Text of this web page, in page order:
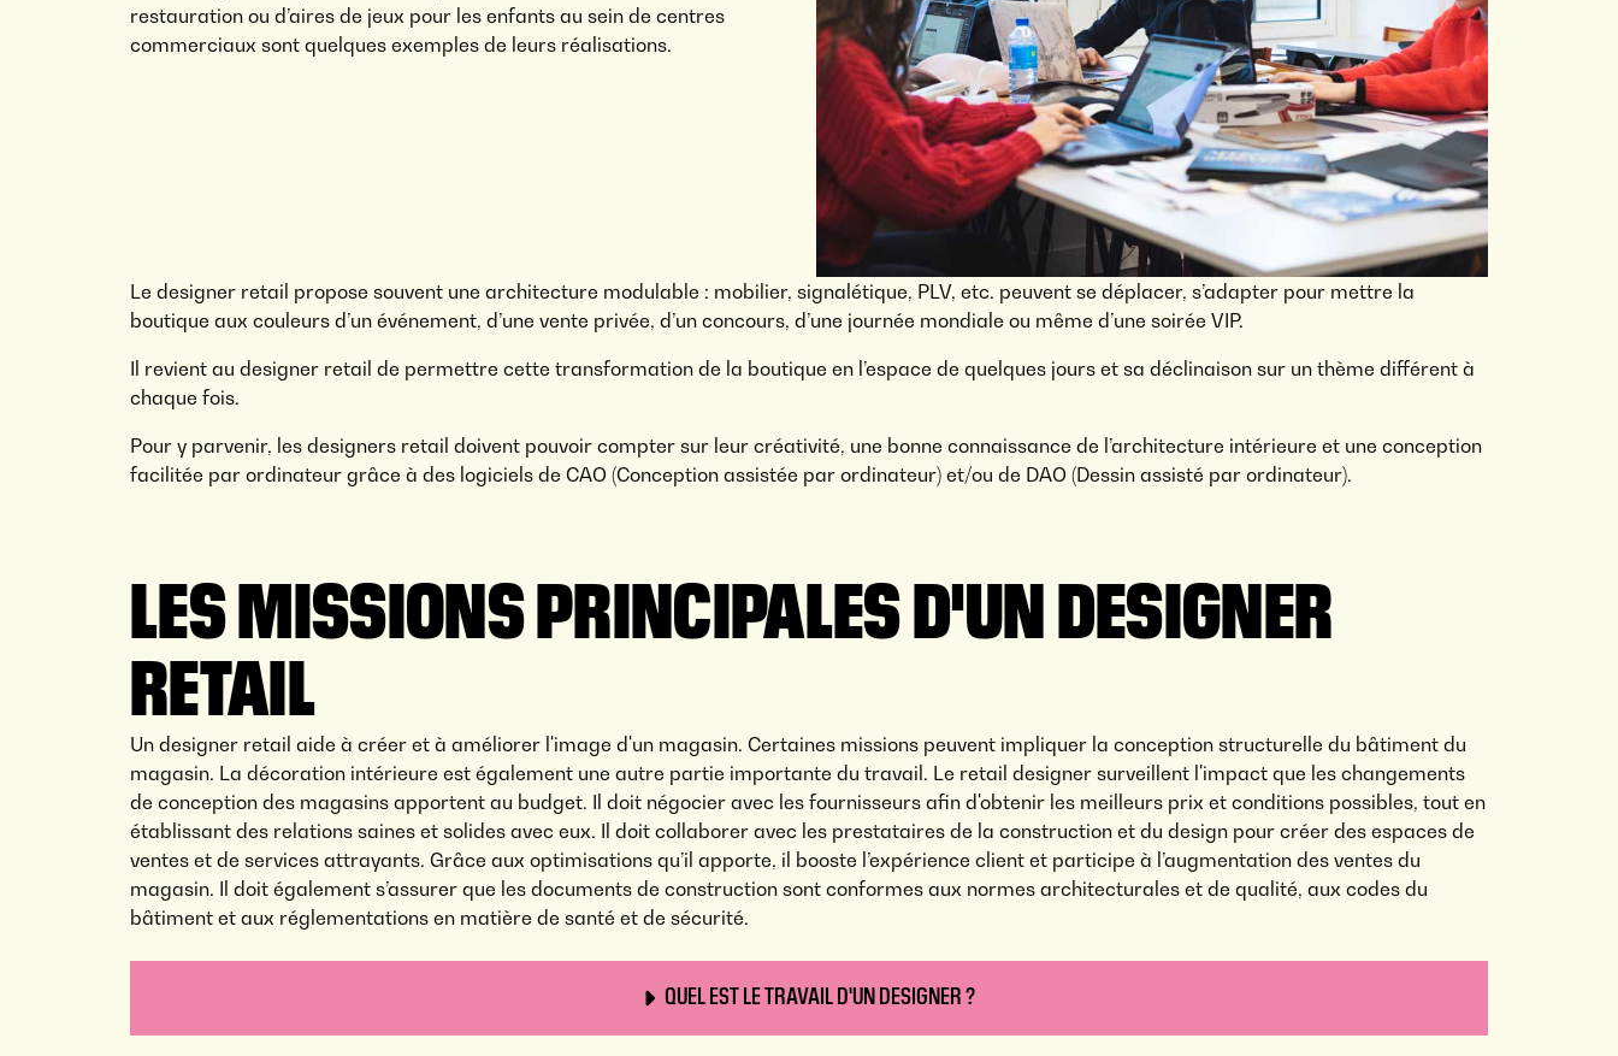
restauration ou d’aires de jeux pour les enfants au sein de centres
commerciaux sont quelques exemples de leurs réalisations.
Le designer retail propose souvent une architecture modulable : mobilier, signalétique, PLV, etc. peuvent se déplacer, s’adapter pour mettre la
boutique aux couleurs d’un événement, d’une vente privée, d’un concours, d’une journée mondiale ou même d’une soirée VIP.
Il revient au designer retail de permettre cette transformation de la boutique en l’espace de quelques jours et sa déclinaison sur un thème différent à
chaque fois.
Pour y parvenir, les designers retail doivent pouvoir compter sur leur créativité, une bonne connaissance de l’architecture intérieure et une conception
facilitée par ordinateur grâce à des logiciels de CAO (Conception assistée par ordinateur) et/ou de DAO (Dessin assisté par ordinateur).
LES MISSIONS PRINCIPALES D'UN DESIGNER
RETAIL
Un designer retail aide à créer et à améliorer l'image d'un magasin. Certaines missions peuvent impliquer la conception structurelle du bâtiment du
magasin. La décoration intérieure est également une autre partie importante du travail. Le retail designer surveillent l'impact que les changements
de conception des magasins apportent au budget. Il doit négocier avec les fournisseurs afin d'obtenir les meilleurs prix et conditions possibles, tout en
établissant des relations saines et solides avec eux. Il doit collaborer avec les prestataires de la construction et du design pour créer des espaces de
ventes et de services attrayants. Grâce aux optimisations qu’il apporte, il booste l’expérience client et participe à l’augmentation des ventes du
magasin. Il doit également s’assurer que les documents de construction sont conformes aux normes architecturales et de qualité, aux codes du
bâtiment et aux réglementations en matière de santé et de sécurité.
QUEL EST LE TRAVAIL D'UN DESIGNER ?